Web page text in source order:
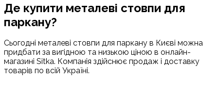
Де купити металеві стовпи для
паркану?
Сьогодні металеві стовпи для паркану в Києві можна
придбати за вигідною та низькою ціною в онлайн-
магазині Sitka. Компанія здійснює продаж і доставку
товарів по всій Україні.